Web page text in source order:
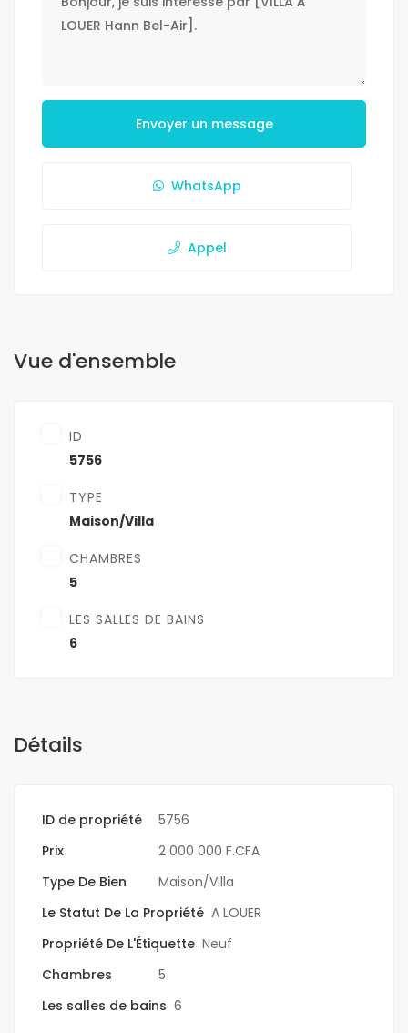
Envoyer un message
WhatsApp
Appel
Vue d'ensemble
ID
5756
TYPE
Maison/Villa
CHAMBRES
5
LES SALLES DE BAINS
6
Détails
ID de propriété
5756
Prix
2 000 000 F.CFA
Type De Bien
Maison/Villa
Le Statut De La Propriété A LOUER
Propriété De L'Étiquette Neuf
Chambres
5
Les salles de bains 6